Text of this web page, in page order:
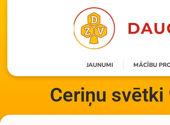
JAUNUMI MĀCĪBU
Ceriņu svētki